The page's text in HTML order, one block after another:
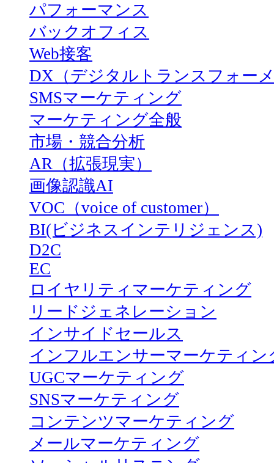
パフォーマンス
バックオフィス
Web接客
DX（デジタルトランスフォー
SMSマーケティング
マーケティング全般
市場・競合分析
AR（拡張現実）
画像認識AI
VOC（voice of customer）
BI(ビジネスインテリジェンス)
D2C
EC
ロイヤリティマーケティング
リードジェネレーション
インサイドセールス
インフルエンサーマーケティン
UGCマーケティング
SNSマーケティング
コンテンツマーケティング
メールマーケティング